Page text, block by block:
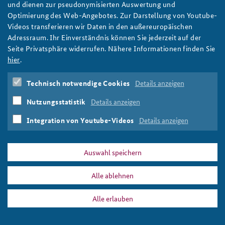
und dienen zur pseudonymisierten Auswertung und
Optimierung des Web-Angebotes. Zur Darstellung von Youtube-
Videos transferieren wir Daten in den außereuropäischen
Adressraum. Ihr Einverständnis können Sie jederzeit auf der
Seite Privatsphäre widerrufen. Nähere Informationen finden Sie
hier.
Technisch notwendige Cookies Details anzeigen
Nutzungsstatistik Details anzeigen
Integration von Youtube-Videos Details anzeigen
Auswahl speichern
Alle ablehnen
Alle erlauben